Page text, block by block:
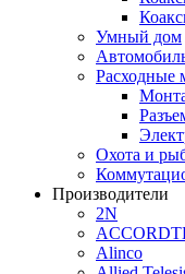
Умный дом
Расходные
Охота и
Производители
2N
Alinco